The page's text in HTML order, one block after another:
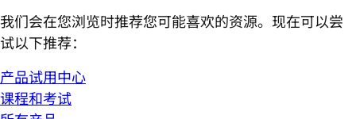
我们会在您浏览时推荐您可能喜欢的资源。现在可以尝
试以下推荐：
产品试用中心
课程和考试